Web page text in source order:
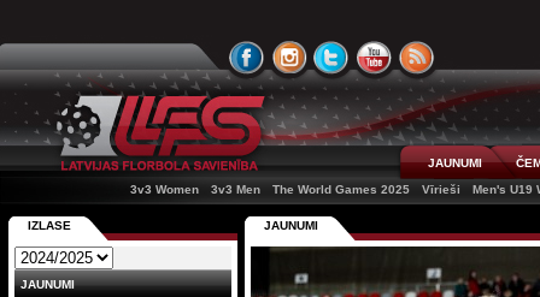
JAUNUMI
3v3 Women
3v3 Men The World Games 2025 Vīrieši Men's U19
JAUNUMI
IZLASE
JAUNUMI